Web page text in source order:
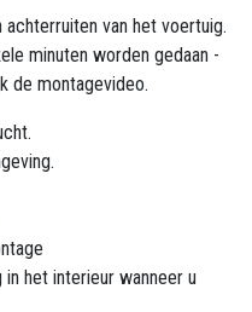
van het voertuig.
minuten worden gedaan -
de montagevideo.
het interieur wanneer u